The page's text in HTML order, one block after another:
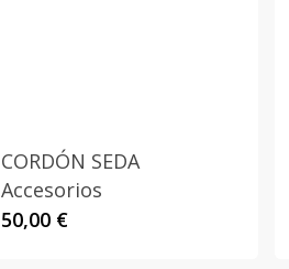
CORDÓN SEDA
Accesorios
50,00 €